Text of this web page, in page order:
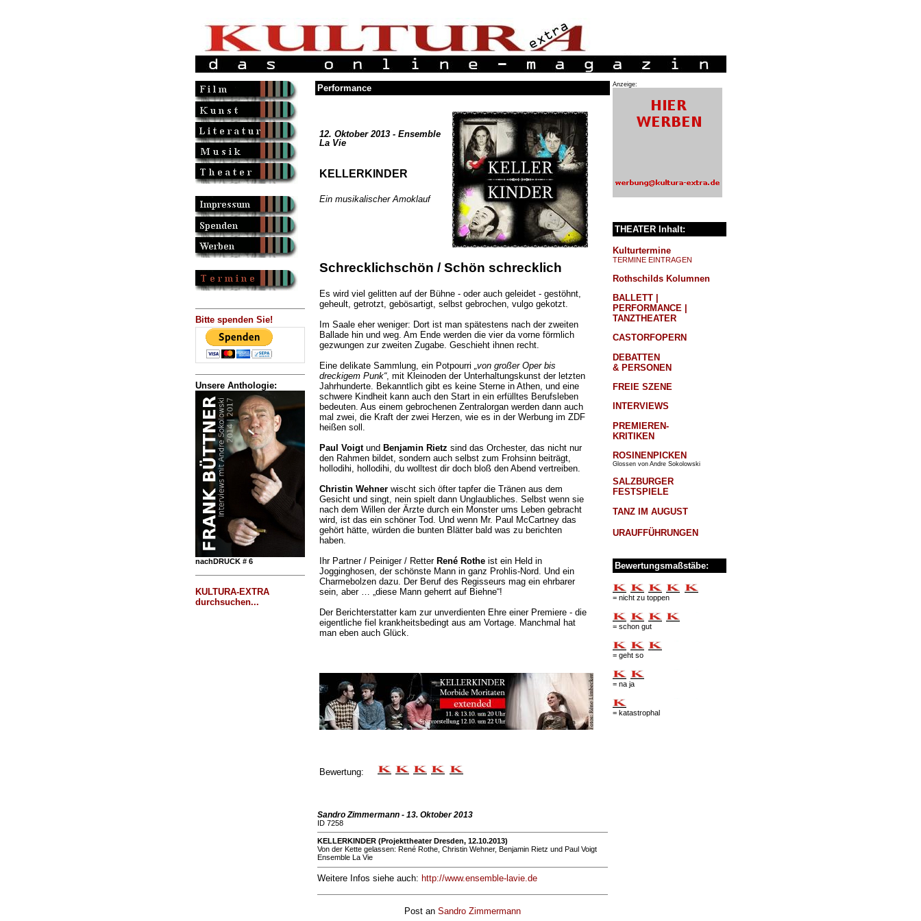
Bitte spenden Sie!
Unsere Anthologie:
nachDRUCK # 6
KULTURA-EXTRA
durchsuchen...
Performance
12. Oktober 2013 - Ensemble
La Vie
KELLERKINDER
Ein musikalischer Amoklauf
Schrecklichschön / Schön schrecklich
Es wird viel gelitten auf der Bühne - oder auch geleidet - gestöhnt,
geheult, getrotzt, gebösartigt, selbst gebrochen, vulgo gekotzt.
Im Saale eher weniger: Dort ist man spätestens nach der zweiten
Ballade hin und weg. Am Ende werden die vier da vorne förmlich
gezwungen zur zweiten Zugabe. Geschieht ihnen recht.
Eine delikate Sammlung, ein Potpourri „von großer Oper bis
dreckigem Punk“, mit Kleinoden der Unterhaltungskunst der letzten
Jahrhunderte. Bekanntlich gibt es keine Sterne in Athen, und eine
schwere Kindheit kann auch den Start in ein erfülltes Berufsleben
bedeuten. Aus einem gebrochenen Zentralorgan werden dann auch
mal zwei, die Kraft der zwei Herzen, wie es in der Werbung im ZDF
heißen soll.
Paul Voigtund Benjamin Rietz sind das Orchester, das nicht nur
den Rahmen bildet, sondern auch selbst zum Frohsinn beiträgt,
hollodihi, hollodihi, du wolltest dir doch bloß den Abend vertreiben.
Christin Wehnerwischt sich öfter tapfer die Tränen aus dem
Gesicht und singt, nein spielt dann Unglaubliches. Selbst wenn sie
nach dem Willen der Ärzte durch ein Monster ums Leben gebracht
wird, ist das ein schöner Tod. Und wenn Mr. Paul McCartney das
gehört hätte, würden die bunten Blätter bald was zu berichten
haben.
Ihr Partner / Peiniger / Retter René Rotheist ein Held in
Jogginghosen, der schönste Mann in ganz Prohlis-Nord. Und ein
Charmebolzen dazu. Der Beruf des Regisseurs mag ein ehrbarer
sein, aber … „diese Mann geherrt auf Biehne“!
Der Berichterstatter kam zur unverdienten Ehre einer Premiere - die
eigentliche fiel krankheitsbedingt aus am Vortage. Manchmal hat
man eben auch Glück.
Bewertung:
Sandro Zimmermann - 13. Oktober 2013
ID 7258
KELLERKINDER (Projekttheater Dresden, 12.10.2013)
Von der Kette gelassen: René Rothe, Christin Wehner, Benjamin Rietz und Paul Voigt
Ensemble La Vie
Weitere Infos siehe auch: http://www.ensemble-lavie.de
Post an Sandro Zimmermann
Anzeige:
THEATER Inhalt:
Kulturtermine
TERMINE EINTRAGEN
Rothschilds Kolumnen
BALLETT |
PERFORMANCE |
TANZTHEATER
CASTORFOPERN
DEBATTEN
& PERSONEN
FREIE SZENE
INTERVIEWS
PREMIEREN-
KRITIKEN
ROSINENPICKEN
Glossen von Andre Sokolowski
SALZBURGER
FESTSPIELE
TANZ IM AUGUST
URAUFFÜHRUNGEN
Bewertungsmaßstäbe:
= nicht zu toppen
= schon gut
= geht so
= na ja
= katastrophal